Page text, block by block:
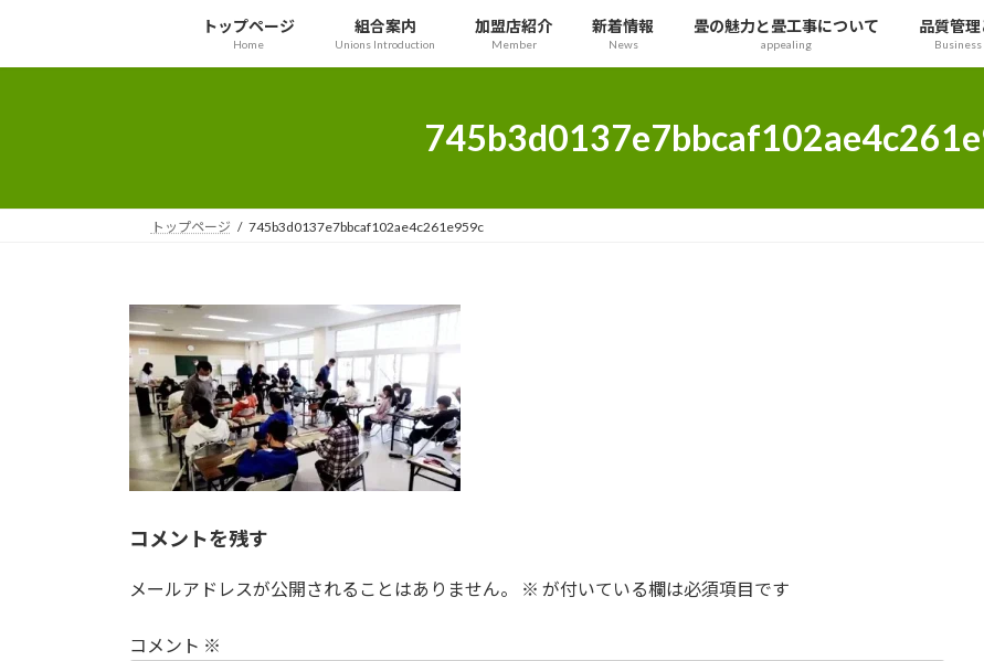
テ
ゲ
トップページ
Home
組合案内
Unions Introduction
加盟店紹介
Member
新着情報
News
畳の魅力と畳工事について
appealing
品質管
トップページ 745b3d0137e7bbcaf102ae4c261e959c
コメントを残す
メールアドレスが公開されることはありません。 ※ が付いている欄は必須項目です
コメント ※